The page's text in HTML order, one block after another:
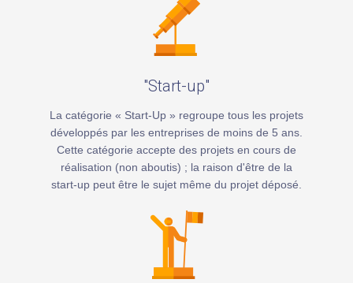
"Start-up"
La catégorie « Start-Up » regroupe tous les projets
développés par les entreprises de moins de 5 ans.
Cette catégorie accepte des projets en cours de
réalisation (non aboutis) ; la raison d'être de la
start-up peut être le sujet même du projet déposé.